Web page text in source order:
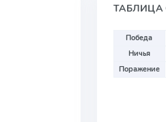
ТАБЛИЦА
Победа
Ничья
Поражение